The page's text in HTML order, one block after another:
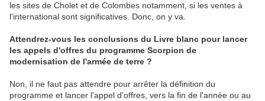
les sites de Cholet et de Colombes notamment, si les ventes à
l'international sont significatives. Donc, on y va.
Attendrez-vous les conclusions du Livre blanc pour lancer
les appels d'offres du programme Scorpion de
modernisation de l'armée de terre ?
Non, il ne faut pas attendre pour arrêter la définition du
programme et lancer l'appel d'offres, vers la fin de l'année ou au